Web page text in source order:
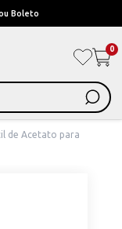
Boleto
0
de Acetato para